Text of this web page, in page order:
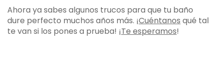
Ahora ya sabes algunos trucos para que tu baño
dure perfecto muchos años más. ¡Cuéntanos qué tal
te van si los pones a prueba! ¡Te esperamos!